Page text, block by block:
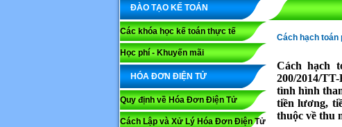
ĐÀO TẠO KẾ TOÁN
Các khóa học kế toán thực tế
Học phí - Khuyến mãi
HÓA ĐƠN ĐIỆN TỬ
Quy định về Hóa Đơn Điện Tử
Cách Lập và Xử Lý Hóa Đơn Điện Tử
Cách hạch toán
Cách hạch
200/2014/
tình hình
tiền lương,
thuộc về thu